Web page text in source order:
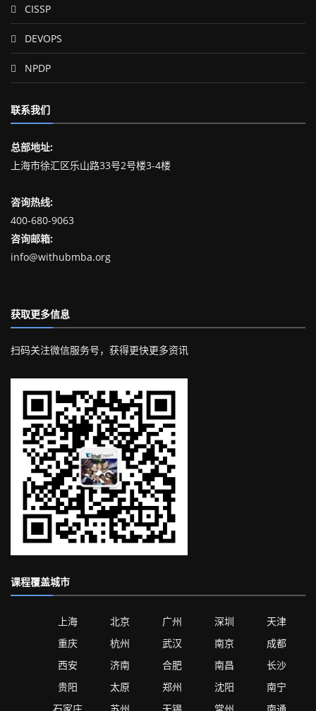
CISSP
DEVOPS
NPDP
联系我们
总部地址:
上海市徐汇区乐山路33号2号楼3-4楼
咨询热线:
400-680-9063
咨询邮箱:
info@withubmba.org
获取更多信息
扫码关注微信服务号，获得更快更多资讯
课程覆盖城市
上海 北京 广州 深圳
天津
重庆
杭州 武汉 南京
成都
西安
济南 合肥 南昌
长沙
贵阳
太原 郑州 沈阳
南宁